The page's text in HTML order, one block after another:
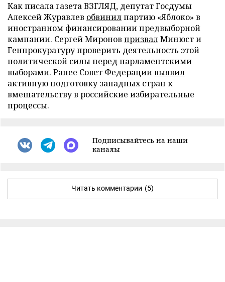
Как писала газета ВЗГЛЯД, депутат Госдумы
Алексей Журавлев обвинилпартию «Яблоко» в
иностранном финансировании предвыборной
кампании. Сергей Миронов призвалМинюст и
Генпрокуратуру проверить деятельность этой
политической силы перед парламентскими
выборами. Ранее Совет Федерациивыявил
активную подготовку западных стран к
вмешательству в российские избирательные
процессы.
Подписывайтесь на наши
каналы
Читать комментарии (5)